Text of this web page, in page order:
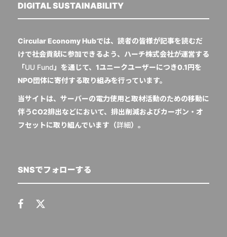
DIGITAL SUSTAINABILITY
Circular Economy Hubでは、読者の皆様が記事を読むだ
けで社会貢献に参加できるよう、ハーチ株式会社が運営する
「UU Fund」を通じて、1ユニークユーザーにつき0.1円を
NPO団体に寄付する取り組みを行っています。
当サイトは、サーバーの電力使用と取材活動のための移動に
伴うCO2排出などにおいて、排出削減およびカーボン・オ
フセットに取り組んでいます（詳細）。
SNSでフォローする